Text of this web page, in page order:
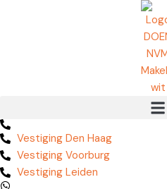
Vestiging Den Haag
Vestiging Voorburg
Vestiging Leiden